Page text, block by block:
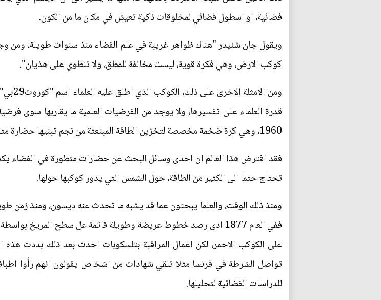
فضائية، او اسطول فضائي لمخلوقات ذكية تعيش في مكان ما من الكون.
ويقول جان شنيدر "هناك ظواهر غريبة في علم الفضاء منذ سنوات طويلة، ومن
كوكب الارض، وهي فكرة قوية، ليست مخالفة للمطق، ولا تنطوي على هذيان".
ومن
قدرة العلماء على تفسيرها، ولا يوجد من الفرضيات العلمية ما يقاربها سوى
1960، وهي كرة ضخمة مخصصة لتخزين الطاقة المبنعثة من نجم تبنيها حضارة متقدمة.
فقد افترض هذا العالم ان احدى وسائل البحث عن حضارات متطورة في الفضاء
تحتاج حتما الى الكثير من الطاقة، حول الشمس التي يدور كوكبها حولها.
ومنذ ذلك الوقت، والعلما يبحثون عما قد يشبه ما تحدث عنه ديسون، ومنذ زمن
ففي العام 1877 ادى رصد خطوط عريضة وطويلة قاتمة عل سطح المريخ
على الكوكب الاحمر، لكن اعمال المراقبة بتلسكوبات احدث بعد ذلك بددت
تواصل الشرطة في فرنسا مثلا تلقي شهادات من اشخاص يقولون انهم رأوا
للدراسات الفضائية لتحليلها.